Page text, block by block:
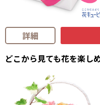
詳細
どこから見ても花を楽し